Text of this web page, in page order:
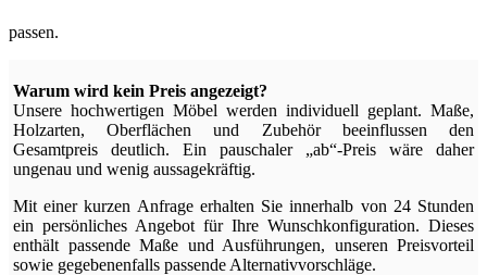
passen.
Warum wird kein Preis angezeigt?
Unsere hochwertigen Möbel werden individuell geplant. Maße,
Holzarten, Oberflächen und Zubehör beeinflussen den
Gesamtpreis deutlich. Ein pauschaler „ab“-Preis wäre daher
ungenau und wenig aussagekräftig.
Mit einer kurzen Anfrage erhalten Sie innerhalb von 24 Stunden
ein persönliches Angebot für Ihre Wunschkonfiguration. Dieses
enthält passende Maße und Ausführungen, unseren Preisvorteil
sowie gegebenenfalls passende Alternativvorschläge.